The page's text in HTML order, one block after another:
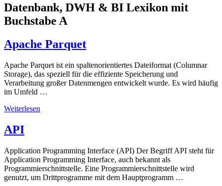
Datenbank, DWH & BI Lexikon mit
Buchstabe A
Apache Parquet
Apache Parquet ist ein spaltenorientiertes Dateiformat (Columnar
Storage), das speziell für die effiziente Speicherung und
Verarbeitung großer Datenmengen entwickelt wurde. Es wird häufig
im Umfeld …
Weiterlesen
API
Application Programming Interface (API) Der Begriff API steht für
Application Programming Interface, auch bekannt als
Programmierschnittstelle. Eine Programmierschnittstelle wird
genutzt, um Drittprogramme mit dem Hauptprogramm …